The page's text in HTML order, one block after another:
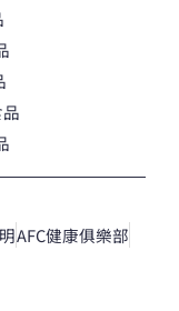
AFC健康俱樂部